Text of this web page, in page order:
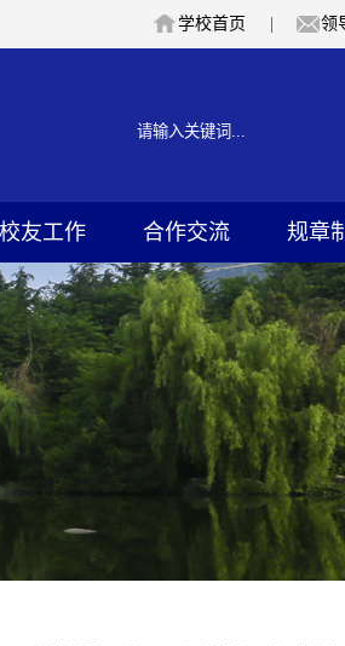
学校首页 领
校友工作 合作交流 规章